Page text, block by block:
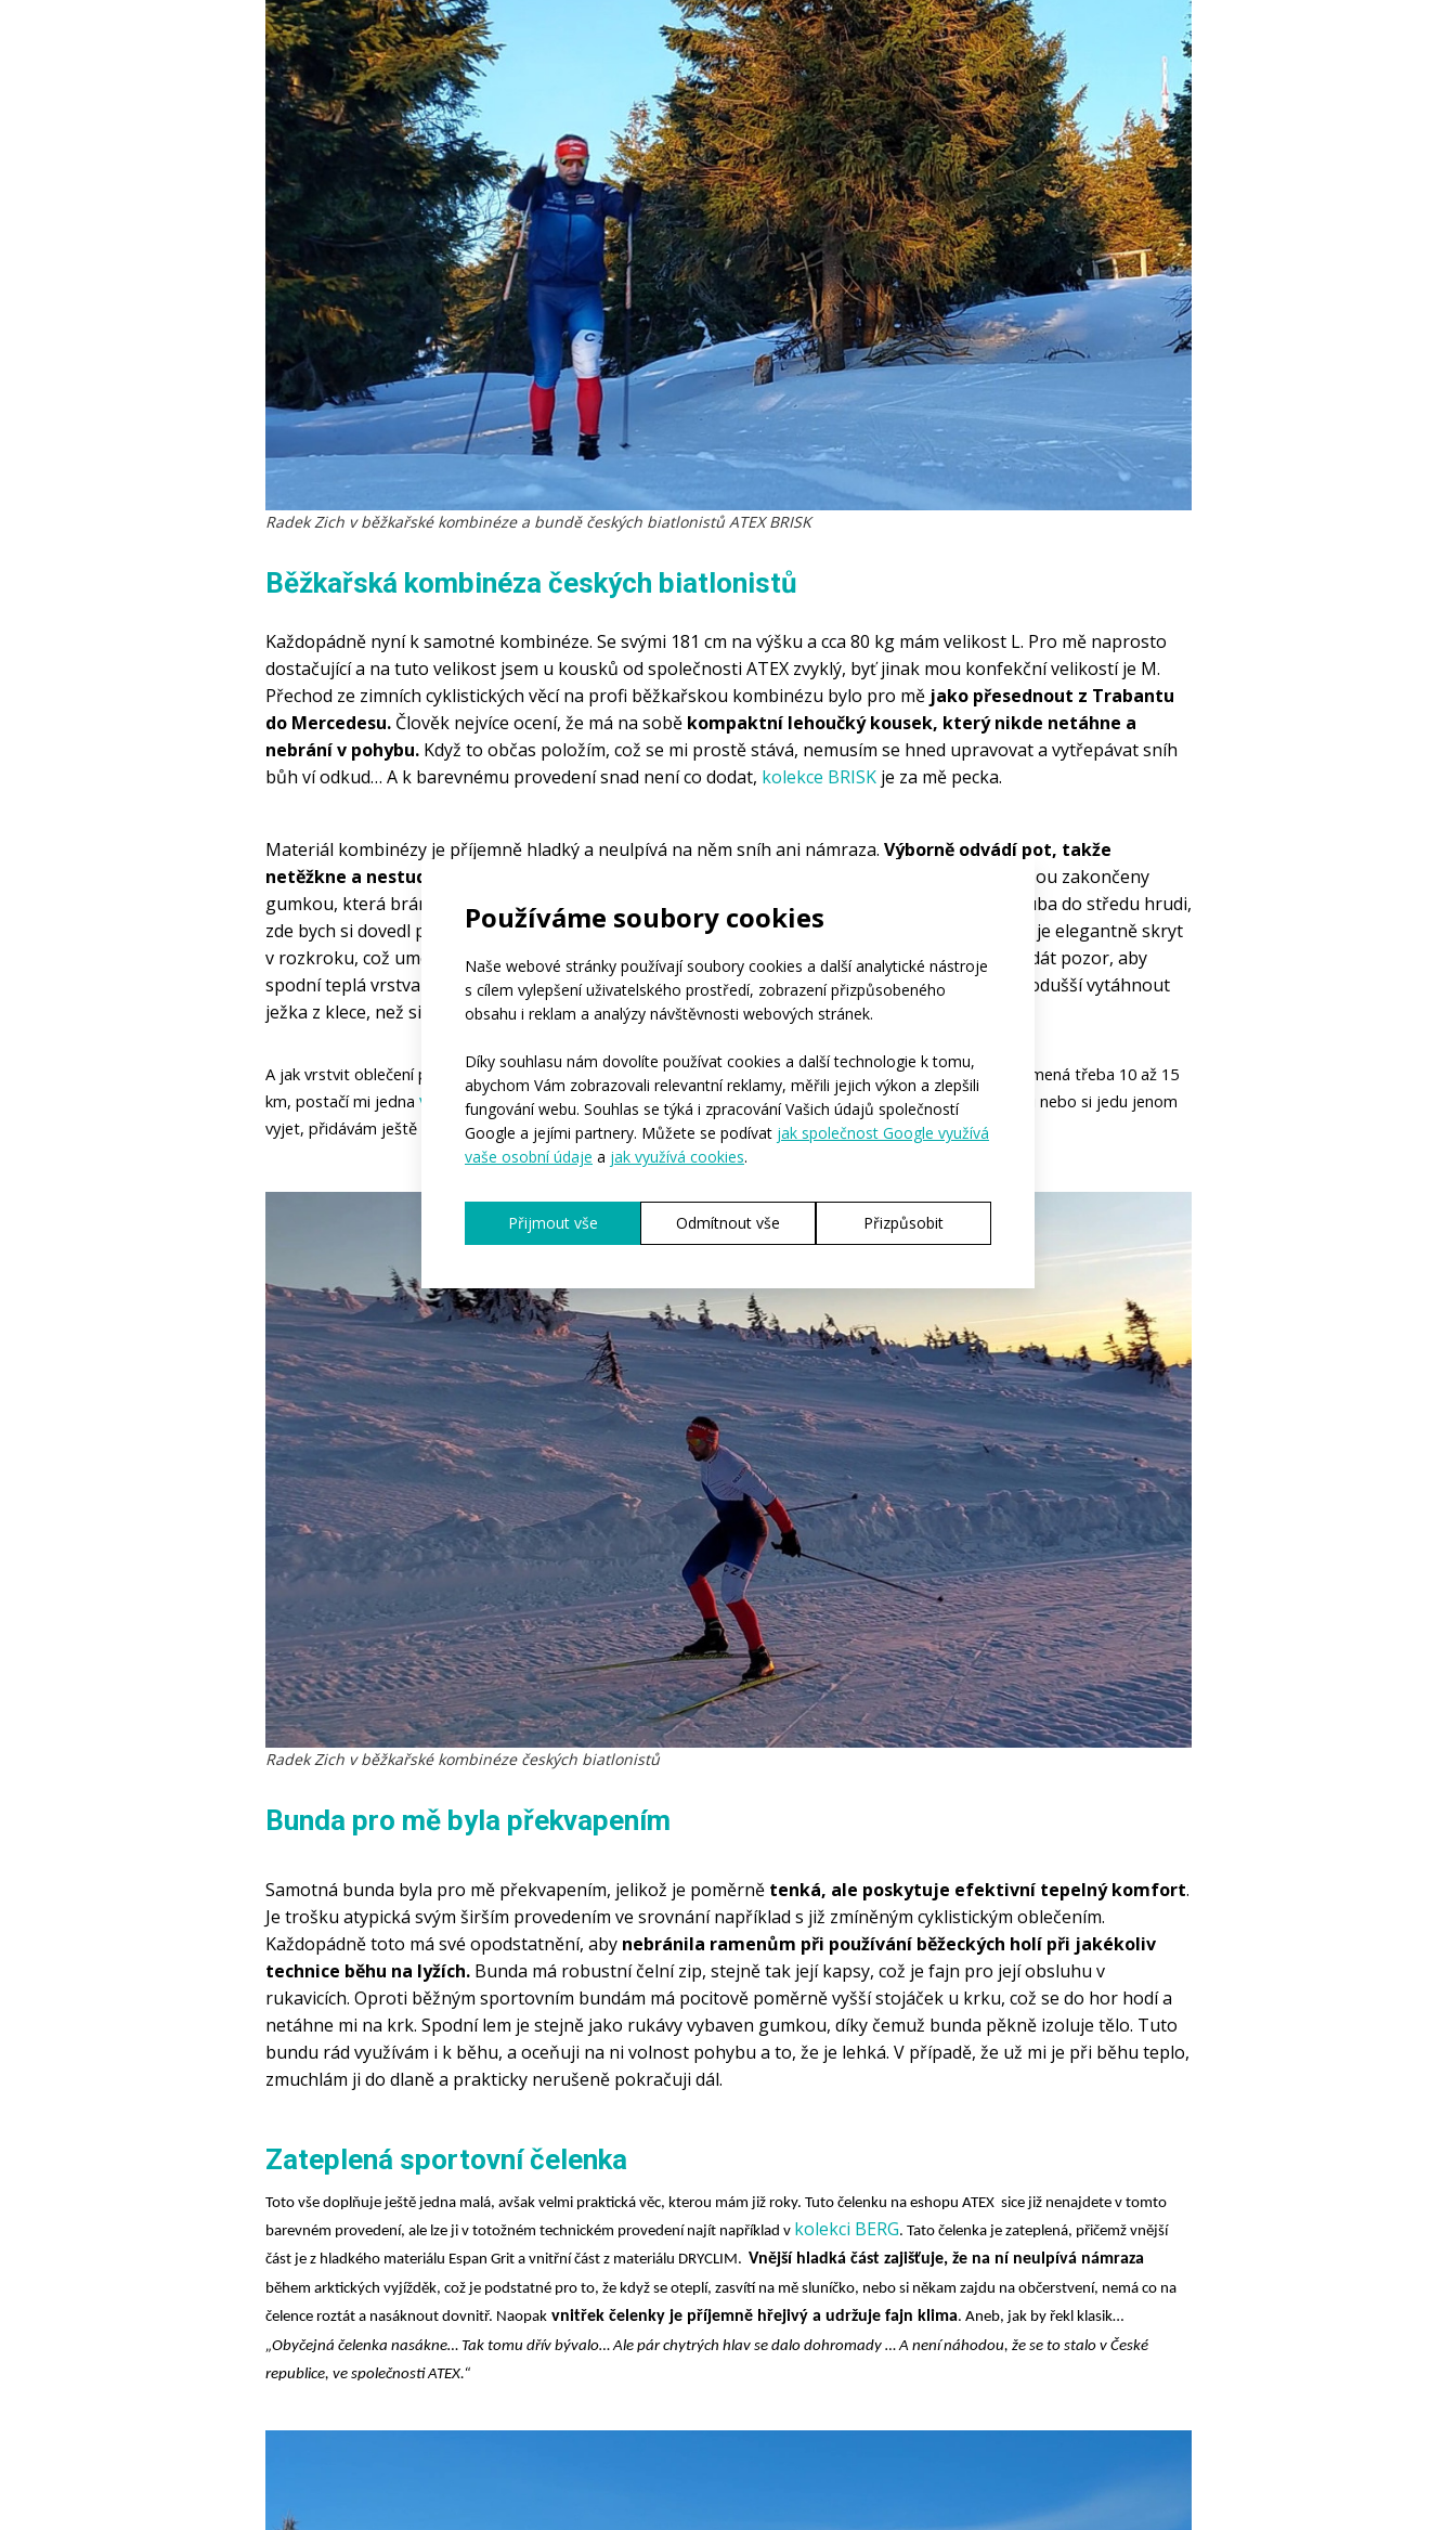
Používáme soubory cookies
Naše webové stránky používají soubory cookies a další analytické nástroje
s cílem vylepšení uživatelského prostředí, zobrazení přizpůsobeného
obsahu i reklam a analýzy návštěvnosti webových stránek.
Díky souhlasu nám dovolíte používat cookies a další technologie k tomu,
abychom Vám zobrazovali relevantní reklamy, měřili jejich výkon a zlepšili
fungování webu. Souhlas se týká i zpracování Vašich údajů společností
Google a jejími partnery. Můžete se podívat jak společnost Google využívá
vaše osobní údaje a jak využívá cookies.
Přijmout vše Odmítnout vše Přizpůsobit
Radek Zich v běžkařské kombinéze a bundě českých biatlonistů ATEX BRISK
Běžkařská kombinéza českých biatlonistů
Každopádně nyní k samotné kombinéze. Se svými 181 cm na výšku a cca 80 kg mám velikost L. Pro mě naprosto
dostačující a na tuto velikost jsem u kousků od společnosti ATEX zvyklý, byť jinak mou konfekční velikostí je M.
Přechod ze zimních cyklistických věcí na profi běžkařskou kombinézu bylo pro mě jako přesednout z Trabantu
do Mercedesu. Člověk nejvíce ocení, že má na sobě kompaktní lehoučký kousek, který nikde netáhne a
nebrání v pohybu. Když to občas položím, což se mi prostě stává, nemusím se hned upravovat a vytřepávat sníh
bůh ví odkud… A k barevnému provedení snad není co dodat, kolekce BRISK je za mě pecka.
Materiál kombinézy je příjemně hladký a neulpívá na něm sníh ani námraza. Výborně odvádí pot, takže
netěžkne a nestudí
, i když se rozhodneš pořádně na běžkách zmáčknout. Nohavice i rukávy jsou zakončeny
gumkou, která brání vniknutí chladu a sněhu dovnitř kombinézy. Centrální zip vede pouze zhruba do středu hrudi,
zde bych si dovedl představit, že by mohl být delší pro snadnější oblékání a sundávání. Další zip je elegantně skryt
v rozkroku, což umožňuje bez větších komplikací vykonat patřičnou potřebu. Jen je potřeba si dát pozor, aby
spodní teplá vrstva nebyla vytažena až do podpaží. Protože pak, s promrzlýma rukama, je jednodušší vytáhnout
ježka z klece, než si odskočit…
A jak vrstvit oblečení pod tuto kombinézu? Moje zkušenost je následující. Pokud jedu kratší závod, což znamená třeba 10 až 15
km, postačí mi jedna vrstva merina pod kombinézou, i když je teplota lehce pod nulou. Pokud je chladněji nebo si jedu jenom
vyjet, přidávám ještě bundu ze stejné kolekce českého biatlonu, tedy kolekce BRISK.
Radek Zich v běžkařské kombinéze českých biatlonistů
Bunda pro mě byla překvapením
Samotná bunda byla pro mě překvapením, jelikož je poměrně tenká, ale poskytuje efektivní tepelný komfort.
Je trošku atypická svým širším provedením ve srovnání například s již zmíněným cyklistickým oblečením.
Každopádně toto má své opodstatnění, aby nebránila ramenům při používání běžeckých holí při jakékoliv
technice běhu na lyžích. Bunda má robustní čelní zip, stejně tak její kapsy, což je fajn pro její obsluhu v
rukavicích. Oproti běžným sportovním bundám má pocitově poměrně vyšší stojáček u krku, což se do hor hodí a
netáhne mi na krk. Spodní lem je stejně jako rukávy vybaven gumkou, díky čemuž bunda pěkně izoluje tělo. Tuto
bundu rád využívám i k běhu, a oceňuji na ni volnost pohybu a to, že je lehká. V případě, že už mi je při běhu teplo,
zmuchlám ji do dlaně a prakticky nerušeně pokračuji dál.
Zateplená sportovní čelenka
Toto vše doplňuje ještě jedna malá, avšak velmi praktická věc, kterou mám již roky. Tuto čelenku na eshopu ATEX sice již nenajdete v tomto
barevném provedení, ale lze ji v totožném technickém provedení najít například v kolekci BERG. Tato čelenka je zateplená, přičemž vnější
část je z hladkého materiálu Espan Grit a vnitřní část z materiálu DRYCLIM. Vnější hladká část zajišťuje, že na ní neulpívá námraza
během arktických vyjížděk, což je podstatné pro to, že když se oteplí, zasvítí na mě sluníčko, nebo si někam zajdu na občerstvení, nemá co na
čelence roztát a nasáknout dovnitř. Naopakvnitřek čelenky je příjemně hřejivý a udržuje fajn klima. Aneb, jak by řekl klasik…
„Obyčejná čelenka nasákne… Tak tomu dřív bývalo… Ale pár chytrých hlav se dalo dohromady … A není náhodou, že se to stalo v České
republice, ve společnosti ATEX.“